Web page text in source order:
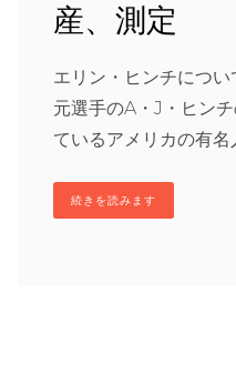
産、測定
エリン・ヒンチにつ
元選手のA・J・ヒン
ているアメリカの有名
続きを読みます